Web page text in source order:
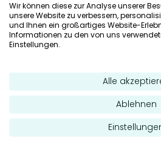
Wir können diese zur Analyse unserer
unsere Website zu verbessern,
und Ihnen ein großartiges Website-
Informationen zu den von uns
Einstellungen.
Alle
Ablehnen